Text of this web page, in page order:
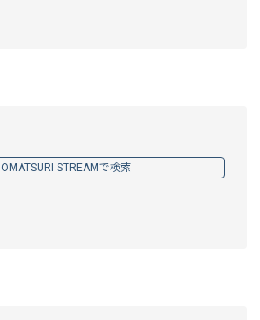
OMATSURI STREAMで検索